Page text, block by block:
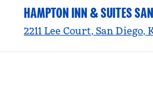
HAMPTON INN & SUITES
2211 Lee Court, San Diego,